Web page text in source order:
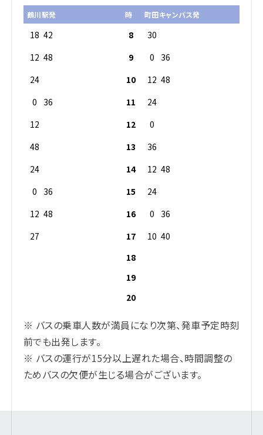
鶴川駅発 時 町田キャンパス発
18 42 8
30
12 48 9 0
36
24
10 12 48
0
36 11
24
12
12
0
48
13
36
24
14 12 48
0
36 15
24
12 48 16 0
36
27
17 10 40
18
19
20
※ バスの乗車人数が満員になり次第、発車予定時刻
前でも出発します。
※ バスの運行が15分以上遅れた場合、時間調整の
ためバスの欠便が生じる場合がございます。